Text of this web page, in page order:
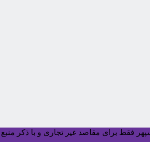
فقط برای مقاصد غیر تجاری و با ذکر